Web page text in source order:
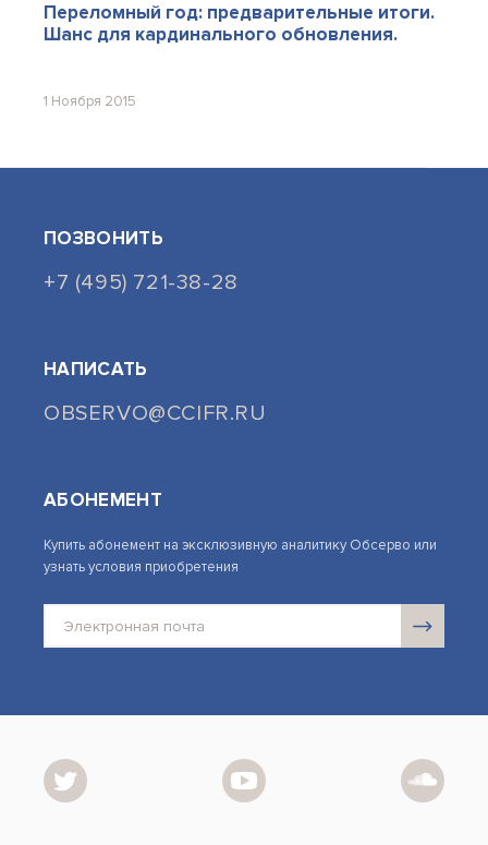
Переломный год: предварительные итоги.
Шанс для кардинального обновления.
1 Ноября 2015
ПОЗВОНИТЬ
+7 (495) 721-38-28
НАПИСАТЬ
OBSERVO@CCIFR.RU
АБОНЕМЕНТ
Купить абонемент на эксклюзивную аналитику Обсерво или
узнать условия приобретения